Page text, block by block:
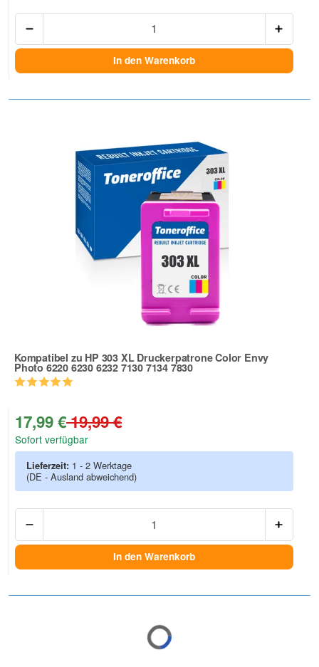
In den Warenkorb
Kompatibel zu HP 303 XL Druckerpatrone Color Envy
Photo 6220 6230 6232 7130 7134 7830
17,99 €19,99 €
Sofort verfügbar
Lieferzeit: 1 - 2 Werktage
(DE - Ausland abweichend)
In den Warenkorb